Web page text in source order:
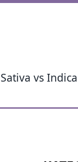
Sativa vs Indica